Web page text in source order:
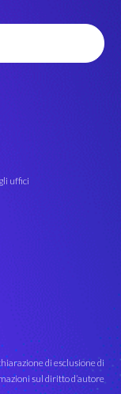
uffici
di esclusione di
sul diritto d’autore